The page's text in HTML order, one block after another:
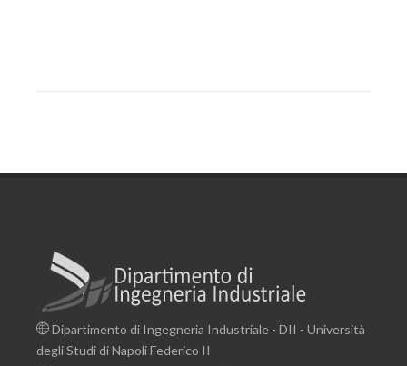
Dipartimento di Ingegneria Industriale - DII - Università
degli Studi di Napoli Federico II